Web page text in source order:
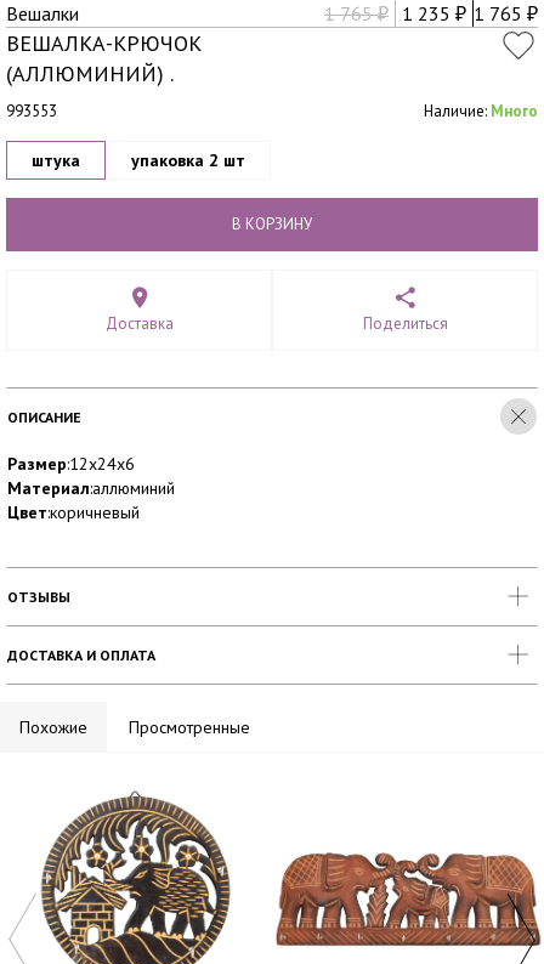
Вешалки 1 765₽ 1 235 ₽ 1 765 ₽
ВЕШАЛКА-КРЮЧОК
(АЛЛЮМИНИЙ) .
993553 Наличие: Много
штука упаковка 2 шт
В КОРЗИНУ
Доставка Поделиться
ОПИСАНИЕ
Размер:12х24х6
Материал:аллюминий
Цвет:коричневый
ОТЗЫВЫ
ДОСТАВКА И ОПЛАТА
Похожие Просмотренные